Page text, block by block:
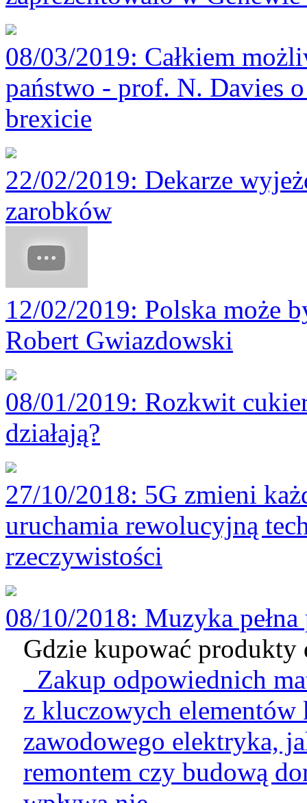
08/03/2019: Całkiem
państwo - prof. N. Davies
brexicie
22/02/2019: Dekarze
zarobków
12/02/2019: Polska może
Robert Gwiazdowski
08/01/2019: Rozkwit
działają?
27/10/2018: 5G zmieni
uruchamia rewolucyjną
rzeczywistości
08/10/2018: Muzyka
Gdzie kupować produkty
Zakup odpowiednich
z kluczowych
zawodowego elektryka,
remontem czy budową